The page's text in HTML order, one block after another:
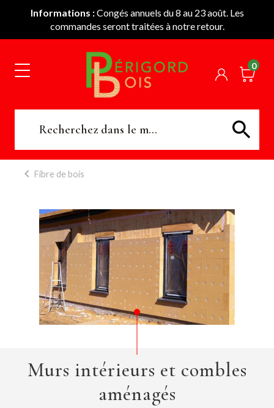
Informations :Congés annuels du 8 au 23 août. Les
commandes seront traitées à notre retour.
0
Fibre de bois
Murs intérieurs et combles
aménagés